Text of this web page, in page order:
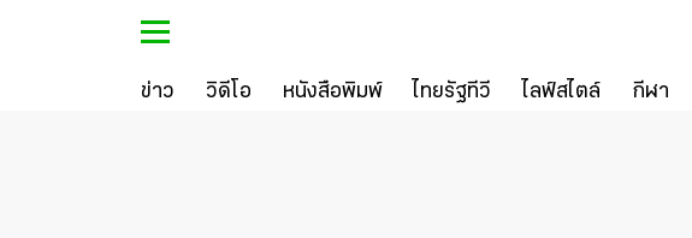
ข่าว วิดีโอ หนังสือพิมพ์ ไทยรัฐทีวี ไลฟ์สไตล์ กีฬา